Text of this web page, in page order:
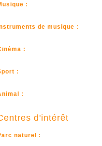
:
de musique :
:
:
:
d'intérêt
naturel :